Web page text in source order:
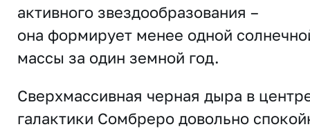
активного звездообразования –
она формирует менее одной
массы за один земной год.
Сверхмассивная черная дыра в
галактики Сомбреро довольно